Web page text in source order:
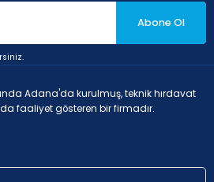
Abone Ol
Adana'da kurulmuş, teknik hırdavat
faaliyet gösteren bir firmadır.